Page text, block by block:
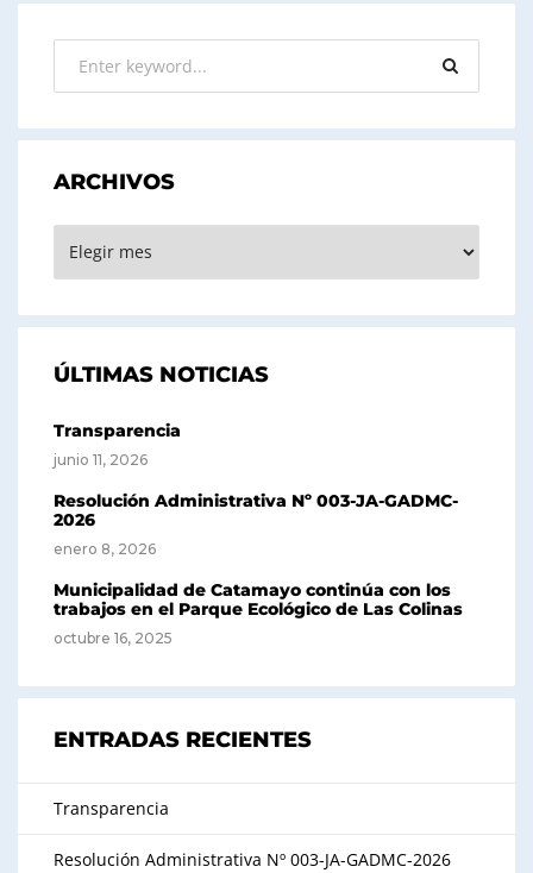
ARCHIVOS
ÚLTIMAS NOTICIAS
Transparencia
junio 11, 2026
Resolución Administrativa Nº 003-JA-GADMC-
2026
enero 8, 2026
Municipalidad de Catamayo continúa con los
trabajos en el Parque Ecológico de Las Colinas
octubre 16, 2025
ENTRADAS RECIENTES
Transparencia
Resolución Administrativa Nº 003-JA-GADMC-2026